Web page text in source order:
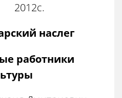
2012с.
наслег
работники